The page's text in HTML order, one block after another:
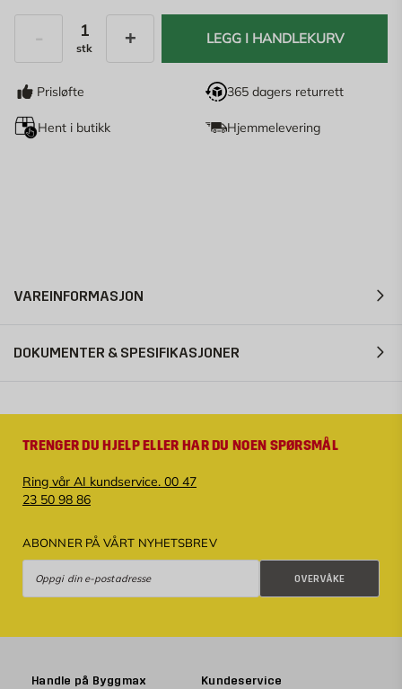
stk
LEGG I HANDLEKURV
Prisløfte 365 dagers returrett
Hent i butikk Hjemmelevering
VAREINFORMASJON
DOKUMENTER & SPESIFIKASJONER
TRENGER DU HJELP ELLER HAR DU NOEN SPØRSMÅL
Ring vår AI kundservice. 00 47
23 50 98 86
ABONNER PÅ VÅRT NYHETSBREV
OVERVÅKE
Handle på Byggmax Kundeservice